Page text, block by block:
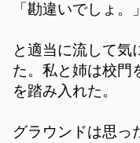
「勘違いでしょ。」
と適当に流して気
た。私と姉は校門
を踏み入れた。
グラウンドは思っ